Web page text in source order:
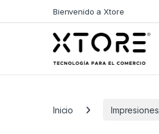
Bienvenido a Xtore
Inicio Impresiones